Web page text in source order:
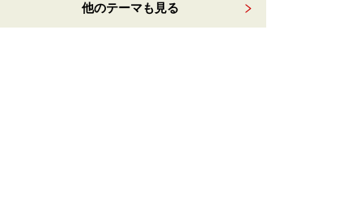
他のテーマも見る